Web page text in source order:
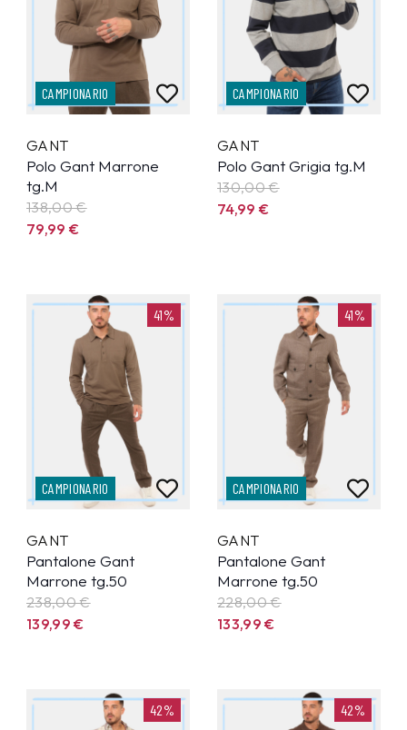
CAMPIONARIO
GANT
Polo Gant Marrone
tg.M
138,00 €
79,99€
CAMPIONARIO
GANT
Polo Gant Grigia tg.M
130,00 €
74,99€
41%
CAMPIONARIO
GANT
Pantalone Gant
Marrone tg.50
238,00 €
139,99€
41%
CAMPIONARIO
GANT
Pantalone Gant
Marrone tg.50
228,00 €
133,99€
42% 42%